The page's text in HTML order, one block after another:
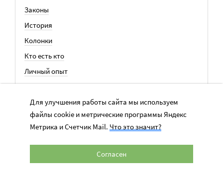
Законы
История
Колонки
Кто есть кто
Личный опыт
Медицина
Ноу-хау
Общество
Отдых
События
Для улучшения работы сайта мы используем
файлы cookie и метрические программы Яндекс
Метрика и Счетчик Mail. Что это значит?
Согласен